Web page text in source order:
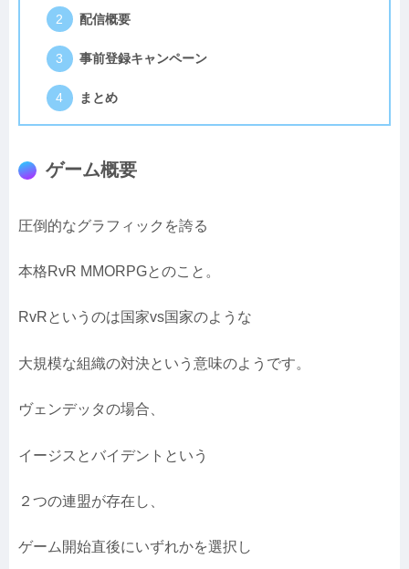
配信概要
事前登録キャンペーン
まとめ
ゲーム概要
圧倒的なグラフィックを誇る
本格RvR MMORPGとのこと。
RvRというのは国家vs国家のような
大規模な組織の対決という意味のようです。
ヴェンデッタの場合、
イージスとバイデントという
２つの連盟が存在し、
ゲーム開始直後にいずれかを選択し